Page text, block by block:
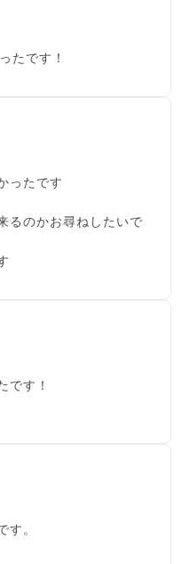
たです！
ったです
るのかお尋ねしたいで
です！
す。